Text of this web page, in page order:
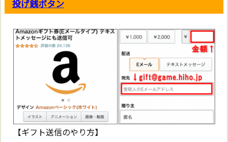
投げ銭ボタン
【ギフト送信のやり方】